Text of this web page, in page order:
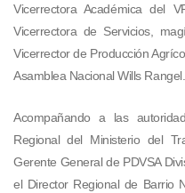
Vicerrectora Académica del
Vicerrectora de Servicios,
Vicerrector de Producción
Asamblea Nacional Wills Rangel.
Acompañando a las
Regional del Ministerio del
Gerente General de PDVSA
el Director Regional de Barrio